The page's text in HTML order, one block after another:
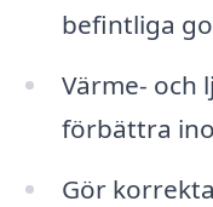
befintliga
Värme- och
förbättra
Gör